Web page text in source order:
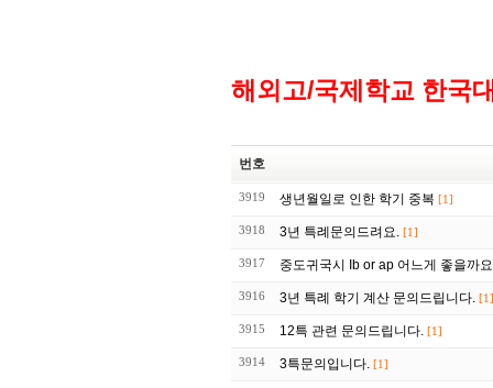
해외고/국제학교 한국
번호
3919 생년월일로 인한 학기 중복 [1]
3918 3년 특례문의드려요. [1]
3917 중도귀국시 Ib or ap 어느게 좋을까
3916 3년 특례 학기 계산 문의드립니다. [1]
3915 12특 관련 문의드립니다. [1]
3914 3특문의입니다. [1]